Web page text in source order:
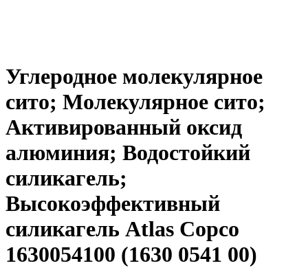
Углеродное молекулярное
сито; Молекулярное сито;
Активированный оксид
алюминия; Водостойкий
силикагель;
Высокоэффективный
силикагель Atlas Copco
1630054100 (1630 0541 00)